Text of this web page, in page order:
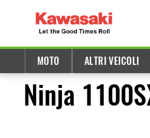
MOTO ALTRI VEICOLI
Ninja